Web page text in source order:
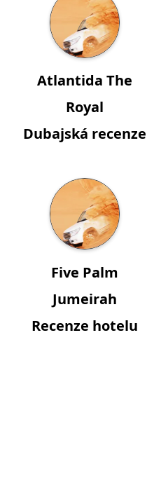
Atlantida The
Royal
Dubajská recenze
Five Palm
Jumeirah
Recenze hotelu